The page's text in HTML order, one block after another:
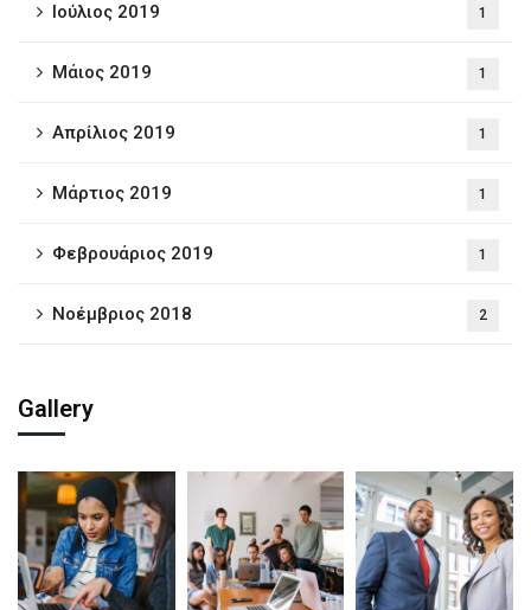
Ιούλιος 2019 1
Μάιος 2019 1
Απρίλιος 2019 1
Μάρτιος 2019 1
Φεβρουάριος 2019 1
Νοέμβριος 2018 2
Gallery